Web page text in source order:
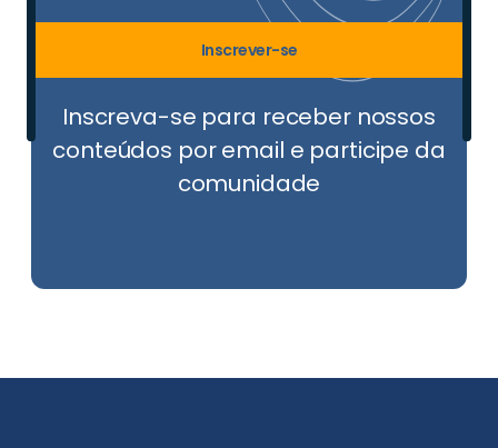
Inscrever-se
Inscreva-se para receber nossos
conteúdos por email e participe da
comunidade